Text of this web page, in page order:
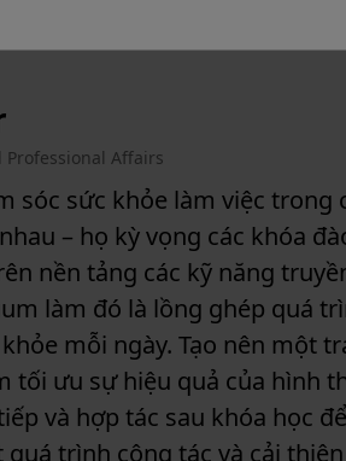
Professional Affairs
sóc sức khỏe làm việc
– họ kỳ vọng các khóa
nền tảng các kỹ năng
làm đó là lồng ghép quá
mỗi ngày. Tạo nên một
tối ưu sự hiệu quả của hình
và hợp tác sau khóa học
trình công tác và cải